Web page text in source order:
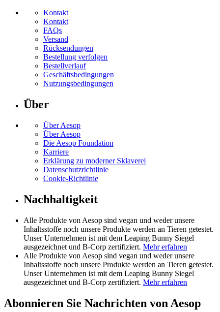
Kontakt
Kontakt
FAQs
Versand
Rücksendungen
Bestellung verfolgen
Bestellverlauf
Geschäftsbedingungen
Nutzungsbedingungen
Über
Über Aesop
Über Aesop
Die Aesop Foundation
Karriere
Erklärung zu moderner Sklaverei
Datenschutzrichtlinie
Cookie-Richtlinie
Nachhaltigkeit
Alle Produkte von Aesop sind vegan und weder unsere
Inhaltsstoffe noch unsere Produkte werden an Tieren getestet.
Unser Unternehmen ist mit dem Leaping Bunny Siegel
ausgezeichnet und B-Corp zertifiziert. Mehr erfahren
Alle Produkte von Aesop sind vegan und weder unsere
Inhaltsstoffe noch unsere Produkte werden an Tieren getestet.
Unser Unternehmen ist mit dem Leaping Bunny Siegel
ausgezeichnet und B-Corp zertifiziert. Mehr erfahren
Abonnieren Sie Nachrichten von Aesop